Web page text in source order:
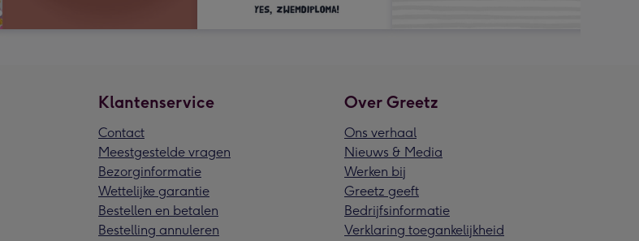
Klantenservice
Contact
Meestgestelde vragen
Bezorginformatie
Wettelijke garantie
Bestellen en betalen
Bestelling annuleren
Over Greetz
Ons verhaal
Nieuws & Media
Werken bij
Greetz geeft
Bedrijfsinformatie
Verklaring toegankelijkheid